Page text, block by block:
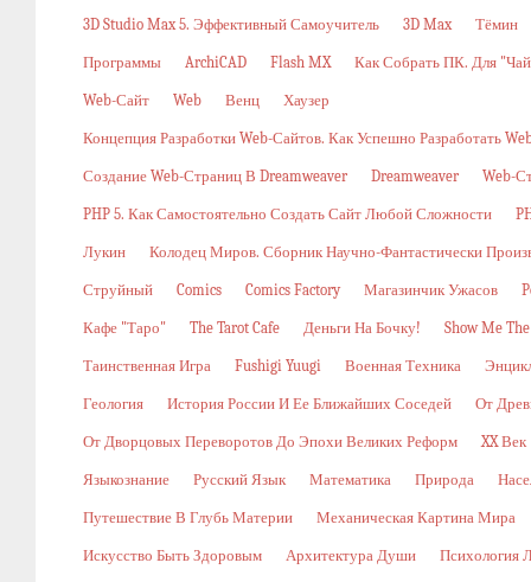
3D Studio Max 5. Эффективный Самоучитель 3D Max Тёмин
Программы ArchiCAD Flash MX Как Собрать ПК. Для
Web-Сайт Web Венц Хаузер
Концепция Разработки Web-Сайтов. Как Успешно Разработать
Создание Web-Страниц В Dreamweaver Dreamweaver Web-
PHP 5. Как Самостоятельно Создать Сайт Любой Сложности
Лукин Колодец Миров. Сборник Научно-Фантастически
Струйный Comics Comics Factory Магазинчик Ужасов
Кафе "Таро" The Tarot Cafe Деньги На Бочку! Show Me
Таинственная Игра Fushigi Yuugi Военная Техника
Геология История России И Ее Ближайших Соседей От
От Дворцовых Переворотов До Эпохи Великих Реформ XX Век
Языкознание Русский Язык Математика Природа
Путешествие В Глубь Материи Механическая Картина Мира
Искусство Быть Здоровым Архитектура Души Психология